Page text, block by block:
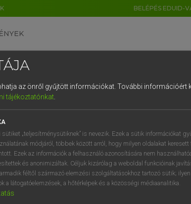
BELÉPÉS EDUID-
szótár
az önről gyűjtött információkat. További információért
tájékoztatónkat.
„teljesítménysütiknek” is nevezik. Ezek a sütik információkat
módjáról, többek között arról, hogy milyen oldalakat keresett
Ezek az információk a felhasználó azonosítására nem
és anonimizáltak. Céljuk kizárólag a weboldal funkcióinak
féltől származó elemzési szolgáltatásokhoz tartozó sütik;
a látogatóelemzések, a hőtérképek és a közösségi médiaanalitika.
FR ES IT NL
2 3 4 5 6 7 8 9
w e r t z u i
s d f g h j k l é
y x c v b n m , .